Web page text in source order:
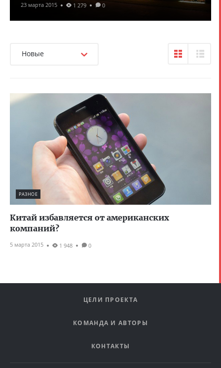
23 марта 2015 1 279 0
Новые
РАЗНОЕ
Китай избавляется от американских
компаний?
5 марта 2015 1 948 0
ЦЕЛИ ПРОЕКТА
КОМАНДА И АВТОРЫ
КОНТАКТЫ